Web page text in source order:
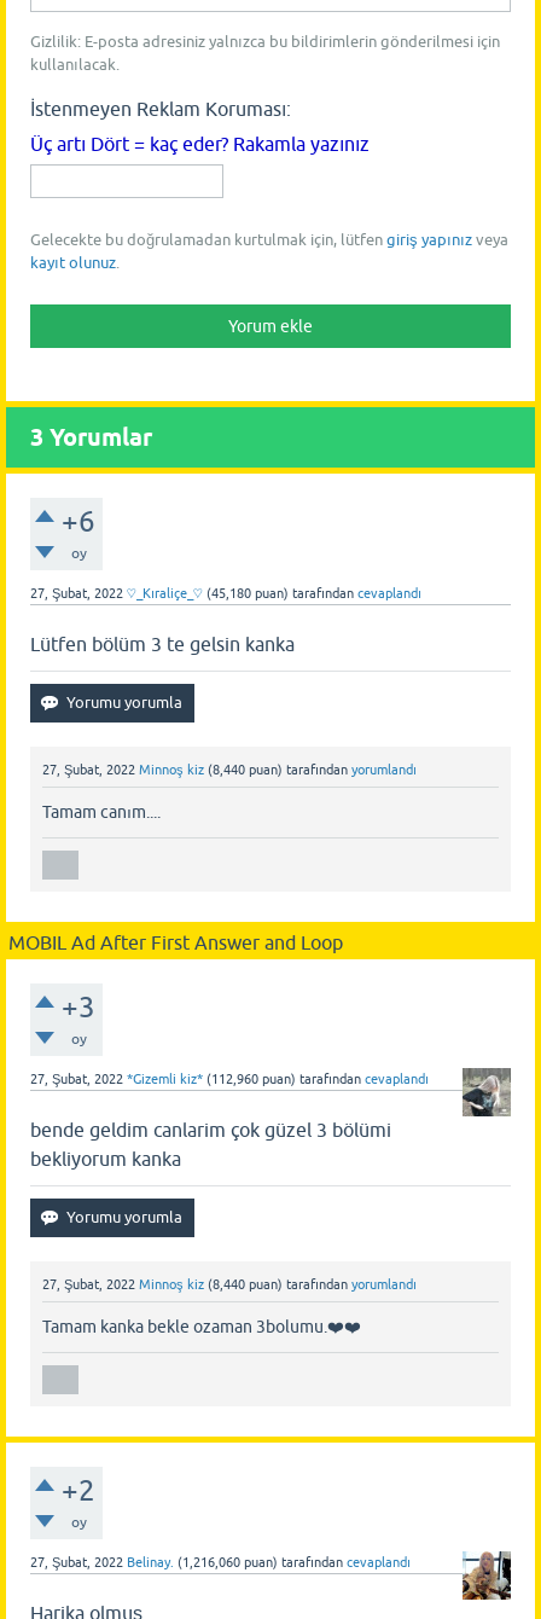
Gizlilik: E-posta adresiniz yalnızca bu bildirimlerin gönderilmesi için
kullanılacak.
İstenmeyen Reklam Koruması:
Üç artı Dört = kaç eder? Rakamla yazınız
Gelecekte bu doğrulamadan kurtulmak için, lütfen giriş yapınız veya
kayıt olunuz.
3 Yorumlar
+6
oy
27, Şubat, 2022 ♡_Kıraliçe_♡ (45,180 puan) tarafından cevaplandı
Lütfen bölüm 3 te gelsin kanka
27, Şubat, 2022 Minnoş kiz (8,440 puan) tarafından yorumlandı
Tamam canım....
MOBIL Ad After First Answer and Loop
+3
oy
27, Şubat, 2022 *Gizemli kiz* (112,960 puan) tarafından cevaplandı
bende geldim canlarim çok güzel 3 bölümi
bekliyorum kanka
27, Şubat, 2022 Minnoş kiz (8,440 puan) tarafından yorumlandı
Tamam kanka bekle ozaman 3bolumu.❤️❤️
+2
oy
27, Şubat, 2022 Belinay. (1,216,060 puan) tarafından cevaplandı
Harika olmuş